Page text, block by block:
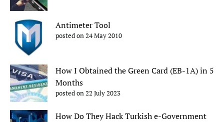
Antimeter Tool
posted on 24 May 2010
How I Obtained the Green Card (EB-1A) in 5
Months
posted on 22 July 2023
How Do They Hack Turkish e-Government